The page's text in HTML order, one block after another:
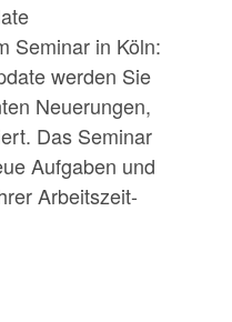
Seminar in Köln:
werden Sie
Neuerungen,
Das Seminar
Aufgaben und
Arbeitszeit-